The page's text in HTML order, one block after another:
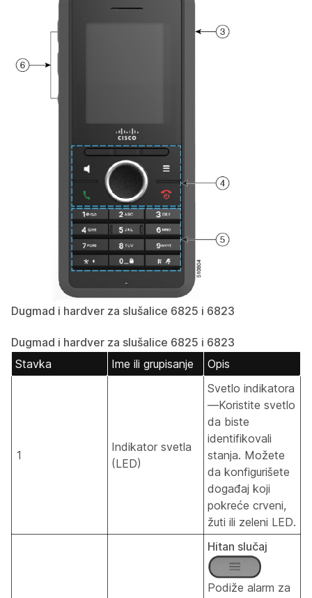
Dugmad i hardver za slušalice 6825 i 6823
Dugmad i hardver za slušalice 6825 i 6823
Stavka
Ime ili grupisanje Opis
1
Indikator svetla
(LED)
Svetlo indikatora
—Koristite svetlo
da biste
identifikovali
stanja. Možete
da konfigurišete
događaj koji
pokreće crveni,
žuti ili zeleni LED.
Hitan slučaj
Podiže alarm za